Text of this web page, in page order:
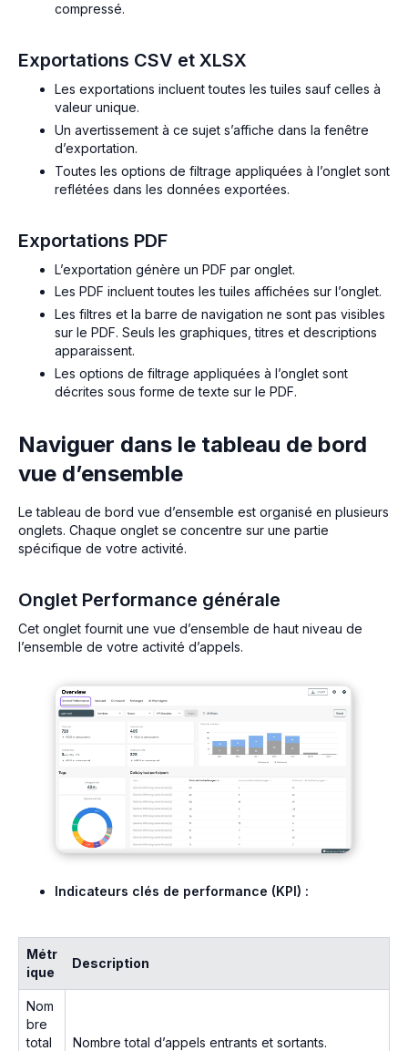
compressé.
Exportations CSV et XLSX
Les exportations incluent toutes les tuiles sauf celles à
valeur unique.
Un avertissement à ce sujet s’affiche dans la fenêtre
d’exportation.
Toutes les options de filtrage appliquées à l’onglet sont
reflétées dans les données exportées.
Exportations PDF
L’exportation génère un PDF par onglet.
Les PDF incluent toutes les tuiles affichées sur l’onglet.
Les filtres et la barre de navigation ne sont pas visibles
sur le PDF. Seuls les graphiques, titres et descriptions
apparaissent.
Les options de filtrage appliquées à l’onglet sont
décrites sous forme de texte sur le PDF.
Naviguer dans le tableau de bord
vue d’ensemble
Le tableau de bord vue d’ensemble est organisé en plusieurs
onglets. Chaque onglet se concentre sur une partie
spécifique de votre activité.
Onglet Performance générale
Cet onglet fournit une vue d’ensemble de haut niveau de
l’ensemble de votre activité d’appels.
Indicateurs clés de performance (KPI) :
Métr
ique
Description
Nom
bre
total
Nombre total d’appels entrants et sortants.